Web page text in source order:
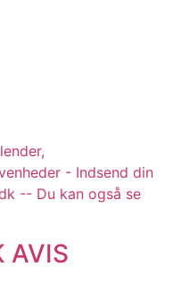
- Indsend din
-- Du kan også se
AVIS